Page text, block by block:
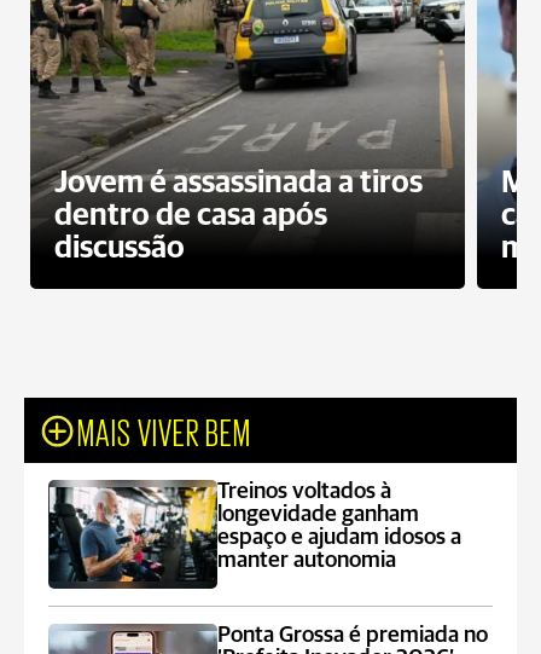
Jovem é assassinada a tiros
dentro de casa após
discussão
MAIS VIVER BEM
Treinos voltados à
longevidade ganham
espaço e ajudam idosos a
manter autonomia
Ponta Grossa é premiada no